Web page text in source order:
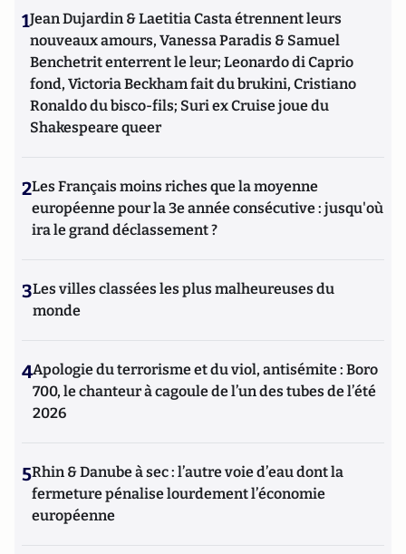
1Jean Dujardin & Laetitia Casta étrennent leurs
nouveaux amours, Vanessa Paradis & Samuel
Benchetrit enterrent le leur; Leonardo di Caprio
fond, Victoria Beckham fait du brukini, Cristiano
Ronaldo du bisco-fils; Suri ex Cruise joue du
Shakespeare queer
2Les Français moins riches que la moyenne
européenne pour la 3e année consécutive : jusqu'où
ira le grand déclassement ?
3Les villes classées les plus malheureuses du
monde
4Apologie du terrorisme et du viol, antisémite : Boro
700, le chanteur à cagoule de l’un des tubes de l’été
2026
5Rhin & Danube à sec : l’autre voie d’eau dont la
fermeture pénalise lourdement l’économie
européenne